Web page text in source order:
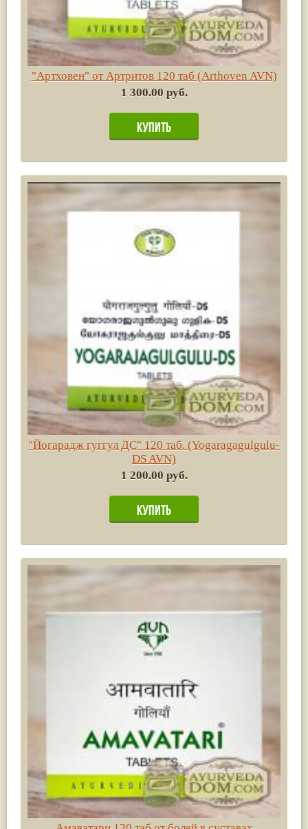
"Артховен" от Артритов 120 таб (Arthoven AVN)
1 300.00 руб.
"Йогарадж гуггул ДС" 120 таб. (Yogaragagulgulu-
DS AVN)
1 200.00 руб.